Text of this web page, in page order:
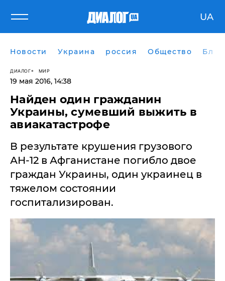
UA
Новости Украина россия Общество
ДИАЛОГ МИР
19 мая 2016, 14:38
Найден один гражданин
Украины, сумевший выжить в
авиакатастрофе
В результате крушения грузового
АН-12 в Афганистане погибло двое
граждан Украины, один украинец в
тяжелом состоянии
госпитализирован.